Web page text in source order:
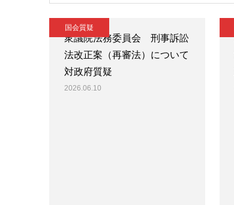
国会質疑
衆議院法務委員会 刑事訴訟
法改正案（再審法）について
対政府質疑
2026.06.10